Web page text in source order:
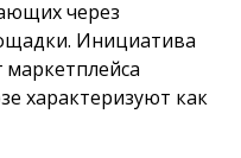
через
Инициатива
маркетплейса
характеризуют как